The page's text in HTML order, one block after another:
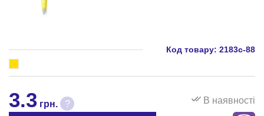
Код товару: 2183c-88
3.3 грн. ? В наявності